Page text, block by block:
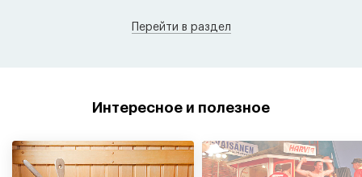
Перейти в раздел
Интересное и полезное